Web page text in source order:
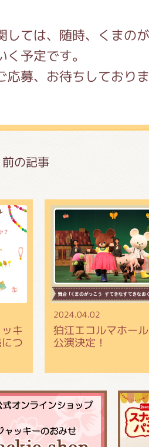
しては、随時、くまの
予定です。
応募、お待ちしており
前の記事
キ
つ
2024.04.02
狛江エコルマホー
公演決定！